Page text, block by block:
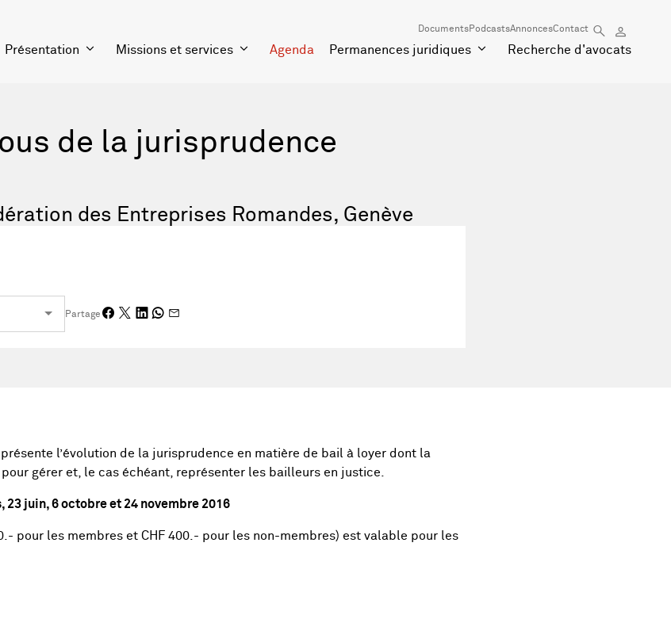
DocumentsPodcastsAnnoncesContact
Présentation Missions et services Agenda Permanences juridiques Recherche d'avocats
de la jurisprudence
des Entreprises Romandes, Genève
Partage
l’évolution de la jurisprudence en matière de bail à loyer dont la
gérer et, le cas échéant, représenter les bailleurs en justice.
23 juin, 6 octobre et 24 novembre 2016
pour les membres et CHF 400.- pour les non-membres) est valable pour les